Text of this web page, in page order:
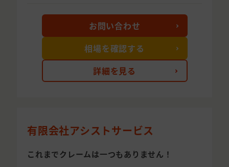
詳細を見る
お問い合わせ
相場を確認する
有限会社アシストサービス
これまでクレームは一つもありません！